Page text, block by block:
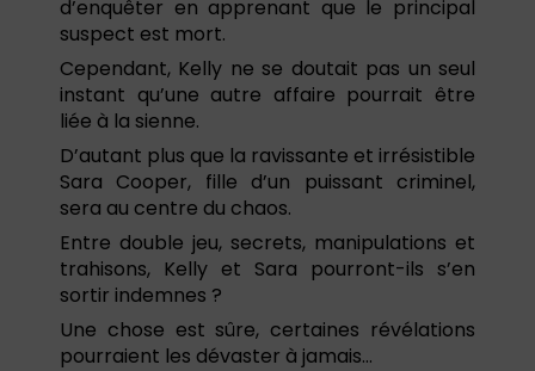
d’enquêter en apprenant que le principal
suspect est mort.
Cependant, Kelly ne se doutait pas un seul
instant qu’une autre affaire pourrait être
liée à la sienne.
D’autant plus que la ravissante et irrésistible
Sara Cooper, fille d’un puissant criminel,
sera au centre du chaos.
Entre double jeu, secrets, manipulations et
trahisons, Kelly et Sara pourront-ils s’en
sortir indemnes ?
Une chose est sûre, certaines révélations
pourraient les dévaster à jamais…